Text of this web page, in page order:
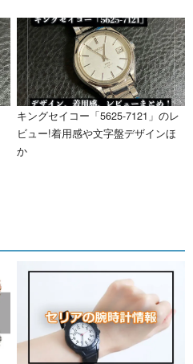
キングセイコー「5625-7121」のレ
ビュー!着用感や文字盤デザインほ
か